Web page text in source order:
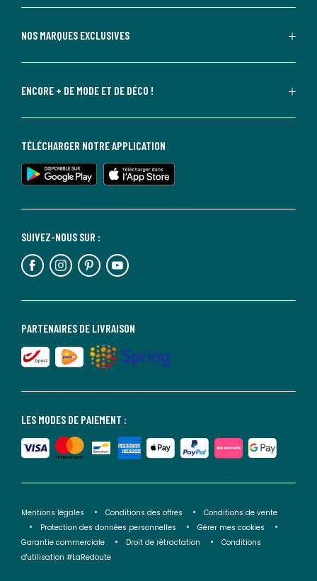
NOS MARQUES EXCLUSIVES
ENCORE + DE MODE ET DE DÉCO !
LES MODES DE PAIEMENT :
PARTENAIRES DE LIVRAISON
SUIVEZ-NOUS SUR :
TÉLÉCHARGER NOTRE APPLICATION
Mentions légales Conditions des offres
Conditions de vente
Protection des données personnelles
Gérer mes cookies
Garantie commerciale
Droit de rétractation
Conditions
d'utilisation #LaRedoute